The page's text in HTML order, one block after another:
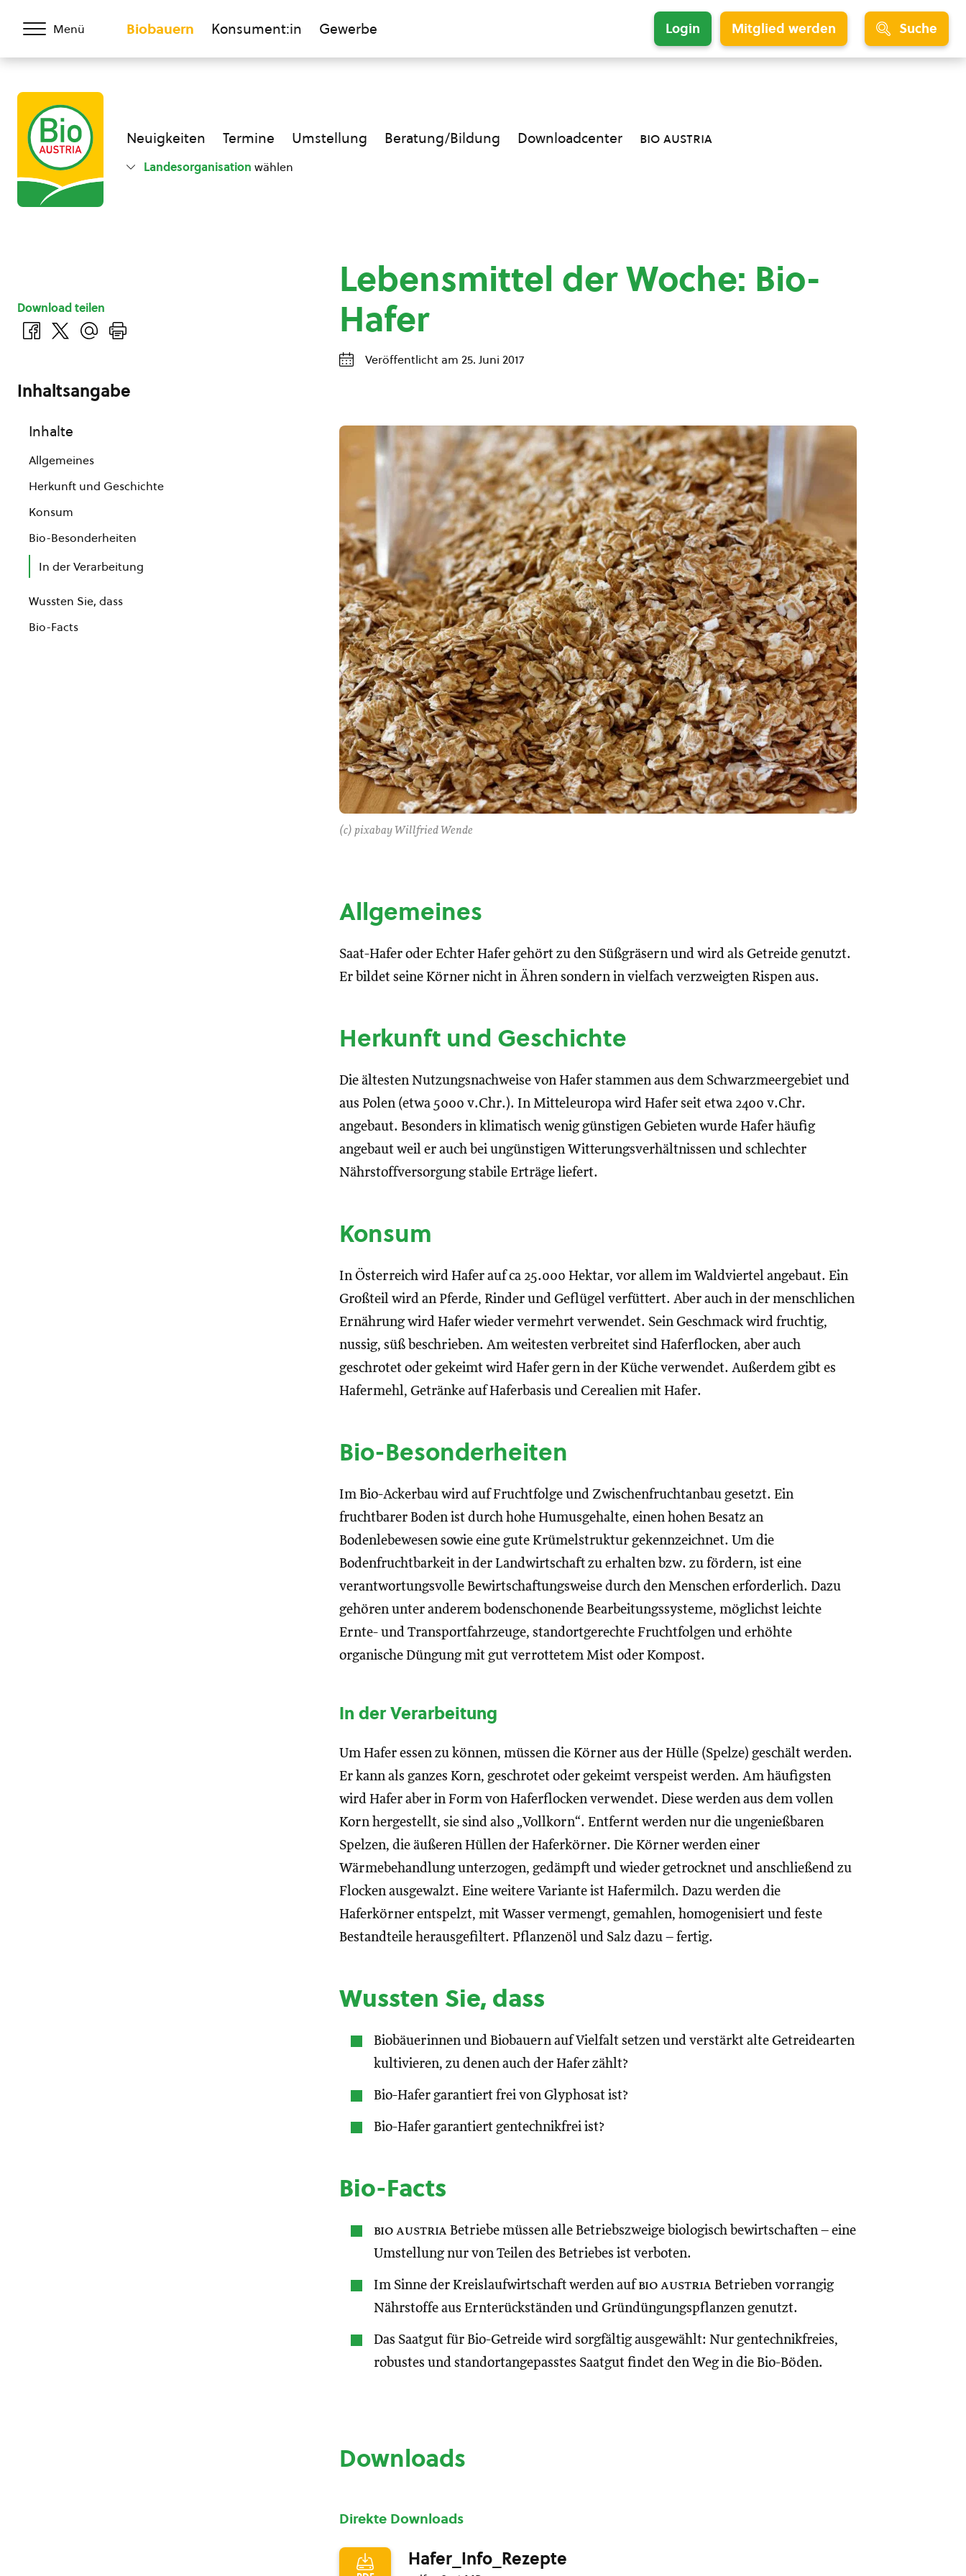
Menü Biobauern Konsument:in Gewerbe Login Mitglied werden Suche
Neuigkeiten Termine Umstellung Beratung/Bildung Downloadcenter bio austria
Landesorganisation wählen
Lebensmittel der Woche: Bio-
Hafer
Veröffentlicht am 25. Juni 2017
(c) pixabay Willfried Wende
Allgemeines
Saat-Hafer oder Echter Hafer gehört zu den Süßgräsern und wird als Getreide genutzt.
Er bildet seine Körner nicht in Ähren sondern in vielfach verzweigten Rispen aus.
Herkunft und Geschichte
Die ältesten Nutzungsnachweise von Hafer stammen aus dem Schwarzmeergebiet und
aus Polen (etwa 5000 v.Chr.). In Mitteleuropa wird Hafer seit etwa 2400 v.Chr.
angebaut. Besonders in klimatisch wenig günstigen Gebieten wurde Hafer häufig
angebaut weil er auch bei ungünstigen Witterungsverhältnissen und schlechter
Nährstoffversorgung stabile Erträge liefert.
Konsum
In Österreich wird Hafer auf ca 25.000 Hektar, vor allem im Waldviertel angebaut. Ein
Großteil wird an Pferde, Rinder und Geflügel verfüttert. Aber auch in der menschlichen
Ernährung wird Hafer wieder vermehrt verwendet. Sein Geschmack wird fruchtig,
nussig, süß beschrieben. Am weitesten verbreitet sind Haferflocken, aber auch
geschrotet oder gekeimt wird Hafer gern in der Küche verwendet. Außerdem gibt es
Hafermehl, Getränke auf Haferbasis und Cerealien mit Hafer.
Bio-Besonderheiten
Im Bio-Ackerbau wird auf Fruchtfolge und Zwischenfruchtanbau gesetzt. Ein
fruchtbarer Boden ist durch hohe Humusgehalte, einen hohen Besatz an
Bodenlebewesen sowie eine gute Krümelstruktur gekennzeichnet. Um die
Bodenfruchtbarkeit in der Landwirtschaft zu erhalten bzw. zu fördern, ist eine
verantwortungsvolle Bewirtschaftungsweise durch den Menschen erforderlich. Dazu
gehören unter anderem bodenschonende Bearbeitungssysteme, möglichst leichte
Ernte- und Transportfahrzeuge, standortgerechte Fruchtfolgen und erhöhte
organische Düngung mit gut verrottetem Mist oder Kompost.
In der Verarbeitung
Um Hafer essen zu können, müssen die Körner aus der Hülle (Spelze) geschält werden.
Er kann als ganzes Korn, geschrotet oder gekeimt verspeist werden. Am häufigsten
wird Hafer aber in Form von Haferflocken verwendet. Diese werden aus dem vollen
Korn hergestellt, sie sind also „Vollkorn“. Entfernt werden nur die ungenießbaren
Spelzen, die äußeren Hüllen der Haferkörner. Die Körner werden einer
Wärmebehandlung unterzogen, gedämpft und wieder getrocknet und anschließend zu
Flocken ausgewalzt. Eine weitere Variante ist Hafermilch. Dazu werden die
Haferkörner entspelzt, mit Wasser vermengt, gemahlen, homogenisiert und feste
Bestandteile herausgefiltert. Pflanzenöl und Salz dazu – fertig.
Wussten Sie, dass
Biobäuerinnen und Biobauern auf Vielfalt setzen und verstärkt alte Getreidearten
kultivieren, zu denen auch der Hafer zählt?
Bio-Hafer garantiert frei von Glyphosat ist?
Bio-Hafer garantiert gentechnikfrei ist?
Bio-Facts
bio austria Betriebe müssen alle Betriebszweige biologisch bewirtschaften – eine
Umstellung nur von Teilen des Betriebes ist verboten.
Im Sinne der Kreislaufwirtschaft werden auf bio austria Betrieben vorrangig
Nährstoffe aus Ernterückständen und Gründüngungspflanzen genutzt.
Das Saatgut für Bio-Getreide wird sorgfältig ausgewählt: Nur gentechnikfreies,
robustes und standortangepasstes Saatgut findet den Weg in die Bio-Böden.
Downloads
Direkte Downloads
Hafer_Info_Rezepte
Download teilen
Inhaltsangabe
Inhalte
Allgemeines
Herkunft und Geschichte
Konsum
Bio-Besonderheiten
In der Verarbeitung
Wussten Sie, dass
Bio-Facts